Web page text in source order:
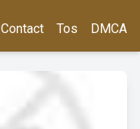
Contact Tos DMCA